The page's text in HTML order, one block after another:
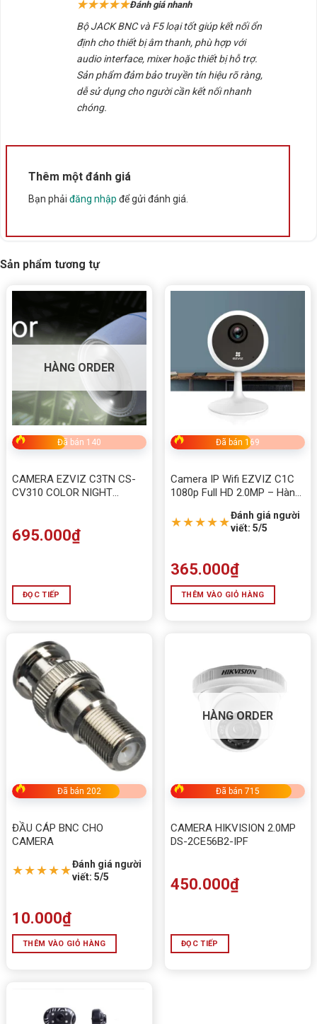
Bấm 5 sao để ủng hộ shop
Thông số kỹ thuật
sao
★★★★★Đánh giá nhanh
Bộ JACK BNC và F5 loại tốt giúp kết nối ổn
định cho thiết bị âm thanh, phù hợp với
audio interface, mixer hoặc thiết bị hỗ trợ.
Sản phẩm đảm bảo truyền tín hiệu rõ ràng,
dễ sử dụng cho người cần kết nối nhanh
chóng.
Thêm một đánh giá
Bạn phải đăng nhập để gửi đánh giá.
Sản phẩm tương tự
HÀNG ORDER
Đã bán 140
CAMERA EZVIZ C3TN CS-
CV310 COLOR NIGHT
695.000₫
ĐỌC TIẾP
Đã bán 169
Camera IP Wifi EZVIZ C1C
1080p Full HD 2.0MP – Hàng
★★★★★Đánh giá người
viết: 5/5
365.000₫
THÊM VÀO GIỎ HÀNG
Đã bán 202
ĐẦU CÁP BNC CHO
CAMERA
★★★★★Đánh giá người
viết: 5/5
10.000₫
THÊM VÀO GIỎ HÀNG
HÀNG ORDER
Đã bán 715
CAMERA HIKVISION 2.0MP
DS-2CE56B2-IPF
450.000₫
ĐỌC TIẾP